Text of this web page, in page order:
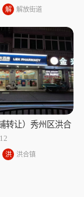
解
道
解放街道
转让）秀州区洪合
旺铺转让
洪
洪合镇